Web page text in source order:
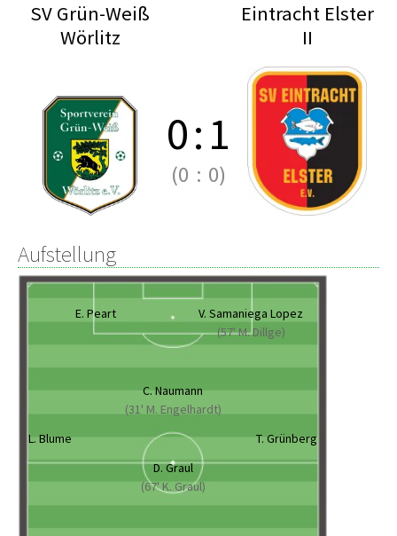
SV Grün-Weiß
Wörlitz
Eintracht Elster
II
0:1
(0 : 0)
Aufstellung
E. Peart
V. Samaniega Lopez
(57' M. Dillge)
C. Naumann
(31' M. Engelhardt)
L. Blume
T. Grünberg
D. Graul
(67' K. Graul)